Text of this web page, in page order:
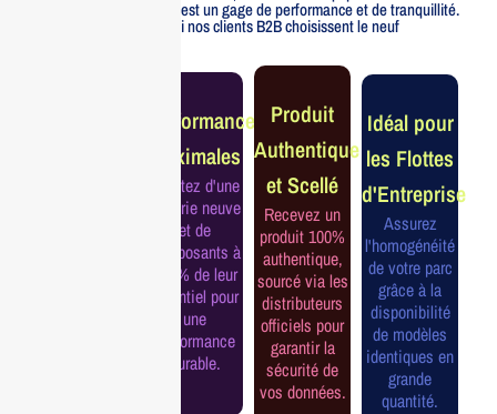
officiellement distribué est un gage de performance et de tranquillité.
Voici pourquoi nos clients B2B choisissent le neuf
Performance
Maximales
Profitez d'une
batterie neuve
et de
composants à
100% de leur
potentiel pour
une
performance
durable.
Produit
Authentique
et Scellé
Recevez un
produit 100%
authentique,
sourcé via les
distributeurs
officiels pour
garantir la
sécurité de
vos données.
Idéal pour
les Flottes
d'Entreprise
Assurez
l'homogénéité
de votre parc
grâce à la
disponibilité
de modèles
identiques en
grande
quantité.